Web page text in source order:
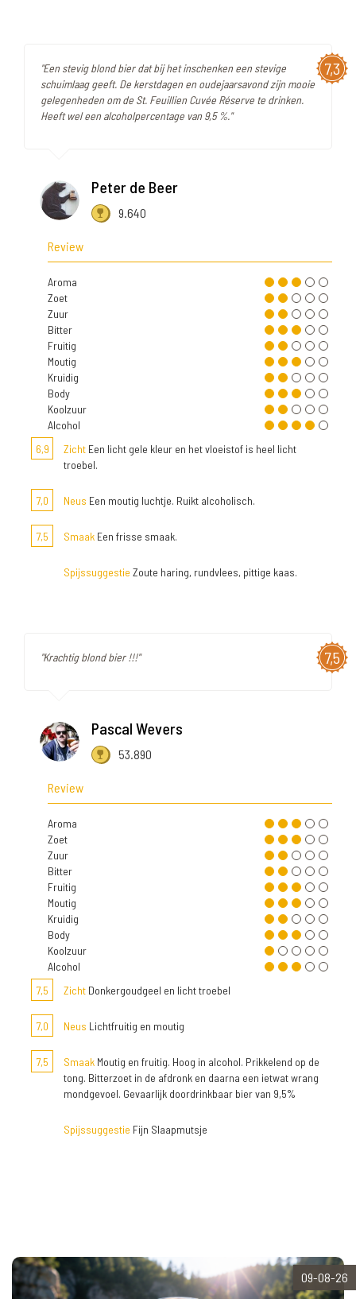
7,3
"Een stevig blond bier dat bij het inschenken een stevige
schuimlaag geeft. De kerstdagen en oudejaarsavond zijn mooie
gelegenheden om de St. Feuillien Cuvée Réserve te drinken.
Heeft wel een alcoholpercentage van 9,5 %."
Peter de Beer
9.640
Review
Aroma
Zoet
Zuur
Bitter
Fruitig
Moutig
Kruidig
Body
Koolzuur
Alcohol
6,9
Zicht Een licht gele kleur en het vloeistof is heel licht
troebel.
7,0 Neus Een moutig luchtje. Ruikt alcoholisch.
7,5 Smaak Een frisse smaak.
Spijssuggestie Zoute haring, rundvlees, pittige kaas.
7,5
"Krachtig blond bier !!!"
Pascal Wevers
53.890
Review
Aroma
Zoet
Zuur
Bitter
Fruitig
Moutig
Kruidig
Body
Koolzuur
Alcohol
7,5
Zicht Donkergoudgeel en licht troebel
7,0 Neus Lichtfruitig en moutig
7,5 Smaak Moutig en fruitig. Hoog in alcohol. Prikkelend op de
tong. Bitterzoet in de afdronk en daarna een ietwat wrang
mondgevoel. Gevaarlijk doordrinkbaar bier van 9,5%
Spijssuggestie Fijn Slaapmutsje
09-08-26